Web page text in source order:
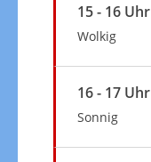
15 - 16 Uhr
Wolkig
16 - 17 Uhr
Sonnig